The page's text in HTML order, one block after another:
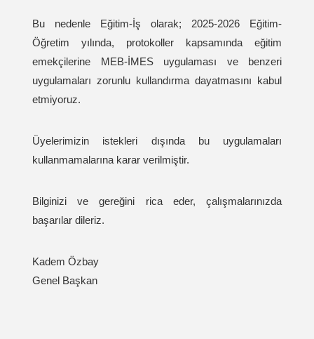
Bu nedenle Eğitim-İş olarak; 2025-2026 Eğitim-
Öğretim yılında, protokoller kapsamında eğitim
emekçilerine MEB-İMES uygulaması ve benzeri
uygulamaları zorunlu kullandırma dayatmasını kabul
etmiyoruz.
Üyelerimizin istekleri dışında bu uygulamaları
kullanmamalarına karar verilmiştir.
Bilginizi ve gereğini rica eder, çalışmalarınızda
başarılar dileriz.
Kadem Özbay
Genel Başkan